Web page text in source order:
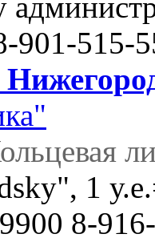
901-515-
1
8-